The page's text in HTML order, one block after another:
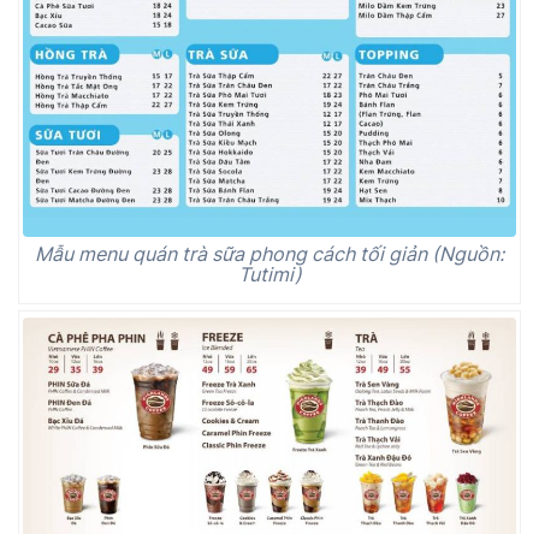
Mẫu menu quán trà sữa phong cách tối giản (Nguồn:
Tutimi)